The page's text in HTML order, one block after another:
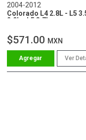
2004-2012
Colorado L4 2.8L - L5
2.9L - L5 3.7L
$571.00 MXN
Ver